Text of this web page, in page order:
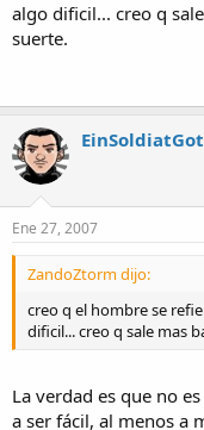
algo dificil... creo q
suerte.
Ene 27, 2007
ZandoZtorm dijo:
creo q el hombre se
dificil... creo q sale mas
La verdad es que no
a ser fácil, al menos a